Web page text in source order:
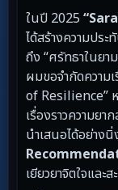
ในปี 2025
ได้สร้างความปร
ถึง “ศรัทธาในยา
ผมขอจำกัดความ
of Resilience” ห
เรื่องราวความย
นำเสนอได้อย่าง
เยียวยาจิตใจและ